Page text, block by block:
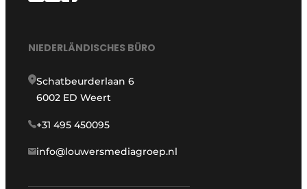
NIEDERLÄNDISCHES BÜRO
Schatbeurderlaan 6
6002 ED Weert
+31 495 450095
info@louwersmediagroep.nl